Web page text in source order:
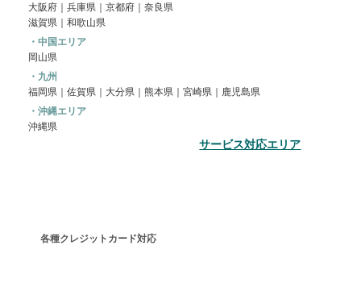
大阪府 ｜ 兵庫県 ｜ 京都府 ｜ 奈良県
滋賀県 ｜ 和歌山県
・中国エリア
岡山県
・九州
福岡県 ｜ 佐賀県 ｜大分県｜熊本県｜宮崎県｜鹿児島県
・沖縄エリア
沖縄県
サービス対応エリア
各種クレジットカード対応